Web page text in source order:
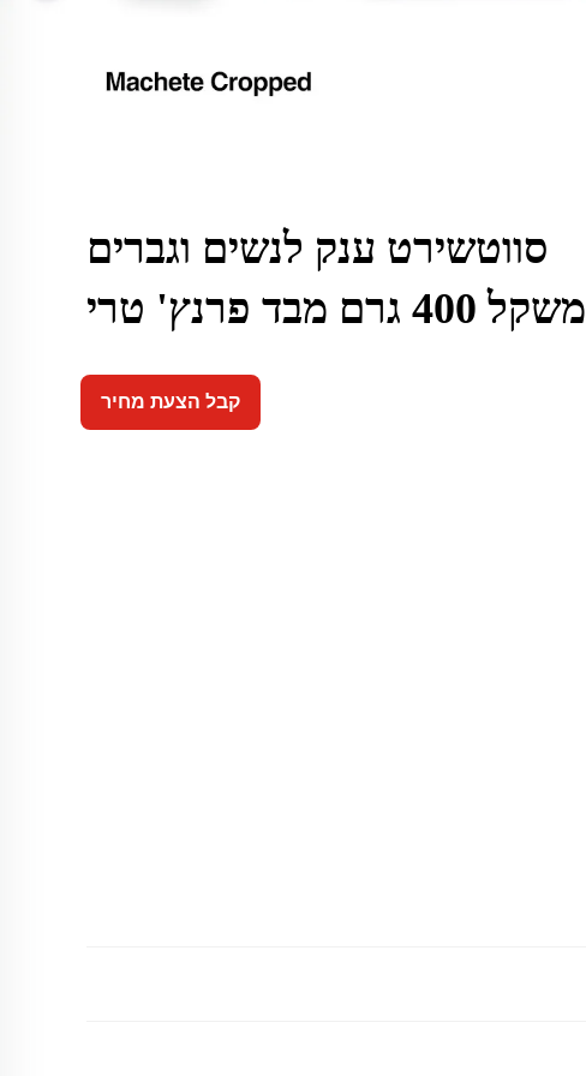
סווטשירט ענק לנשים וגברים
משקל 400 גרם מבד פרנץ' טרי
קבל הצעת מחיר